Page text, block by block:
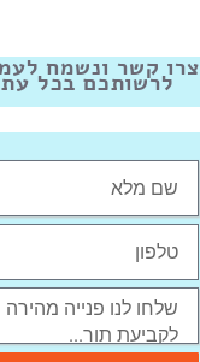
צרו קשר ונשמח
לרשותכם בכל עת